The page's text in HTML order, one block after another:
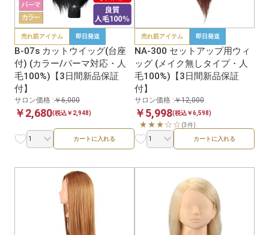
売れ筋アイテム 即日発送
B-07s カットウイッグ(台座
付) (カラー/パーマ対応・人
毛100%)【3日間新品保証
付】
サロン価格 :￥6,000
￥2,680(税込￥2,948)
カートに入れる
売れ筋アイテム 即日発送
NA-300 セットアップ用ウィ
ッグ (メイク無しタイプ・人
毛100%)【3日間新品保証
付】
サロン価格 :￥12,000
￥5,998(税込￥6,598)
★★★☆☆ (3件)
カートに入れる